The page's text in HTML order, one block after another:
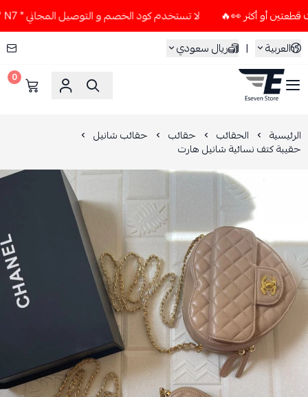
لا تستخدم كود الخصم و التوصيل المجاني " N7 " إلا إذا طلبت قطعتين أو أكثر 👀🔥
العربية
| ريال سعودي
ESEVEN STORE
0
الرئيسية الحقائب حقائب حقائب شانيل
حقيبة كتف نسائية شانيل هارت